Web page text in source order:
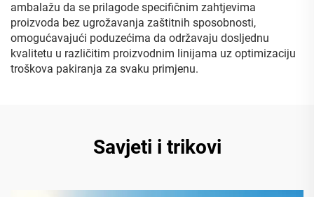
ambalažu da se prilagode specifičnim zahtjevima
proizvoda bez ugrožavanja zaštitnih sposobnosti,
omogućavajući poduzećima da održavaju dosljednu
kvalitetu u različitim proizvodnim linijama uz optimizaciju
troškova pakiranja za svaku primjenu.
Savjeti i trikovi